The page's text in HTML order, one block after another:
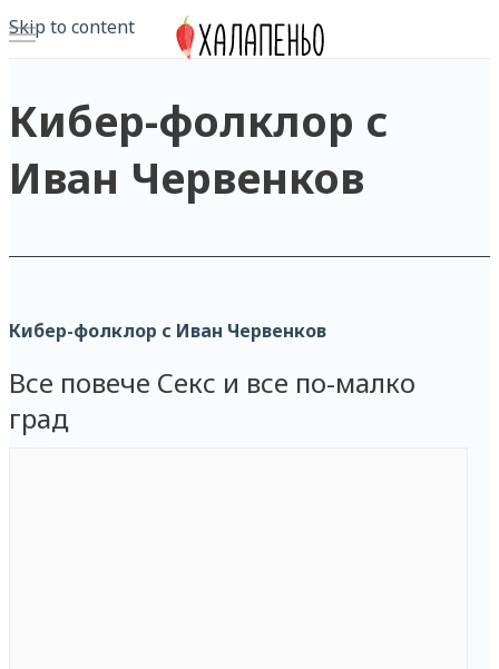
Skip to content
Кибер-фолклор с
Иван Червенков
Кибер-фолклор с Иван Червенков
Все повече Секс и все по-малко
град